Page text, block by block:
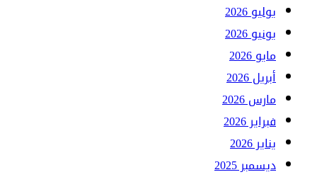
يوليو 2026
يونيو 2026
مايو 2026
أبريل 2026
مارس 2026
فبراير 2026
يناير 2026
ديسمبر 2025